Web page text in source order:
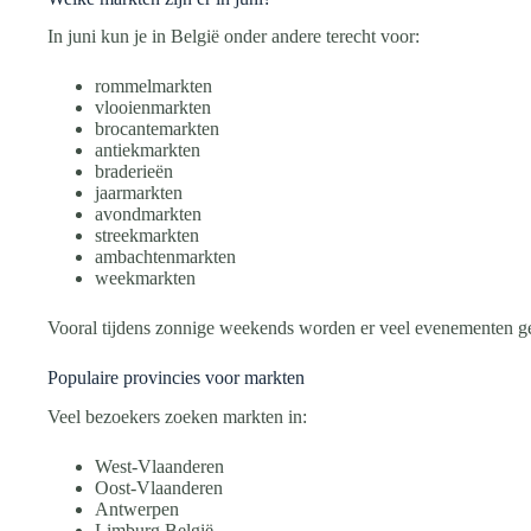
In juni kun je in België onder andere terecht voor:
rommelmarkten
vlooienmarkten
brocantemarkten
antiekmarkten
braderieën
jaarmarkten
avondmarkten
streekmarkten
ambachtenmarkten
weekmarkten
Vooral tijdens zonnige weekends worden er veel evenementen
Populaire provincies voor markten
Veel bezoekers zoeken markten in:
West-Vlaanderen
Oost-Vlaanderen
Antwerpen